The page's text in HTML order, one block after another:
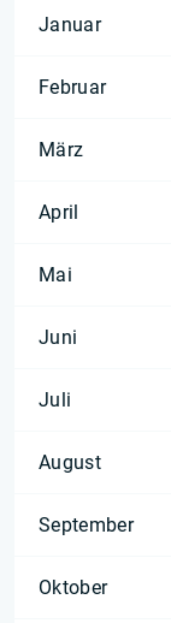
Januar
Februar
März
April
Mai
Juni
Juli
August
September
Oktober